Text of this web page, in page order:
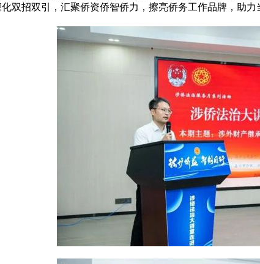
双招双引，汇聚侨资侨智侨力，擦亮侨务工作品牌，助力